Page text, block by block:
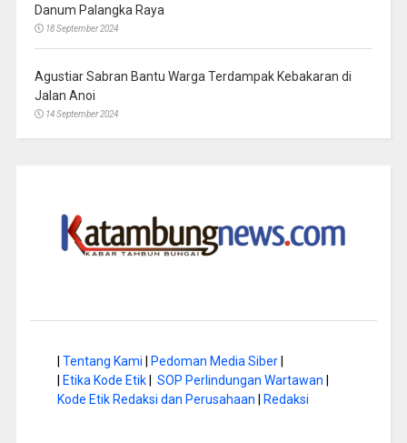
Danum Palangka Raya
18 September 2024
Agustiar Sabran Bantu Warga Terdampak Kebakaran di
Jalan Anoi
14 September 2024
Tentang Kami Pedoman Media Siber|
Etika Kode Etik| SOP Perlindungan Wartawan
Kode Etik Redaksi dan Perusahaan
Redaksi